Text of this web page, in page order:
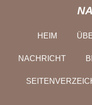
HEIM
NACHRICHT